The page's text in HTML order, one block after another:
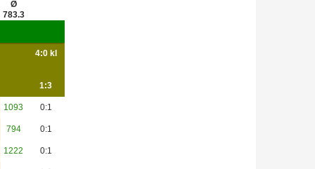
Ø
783.3
4:0 kl
1:3
1093 0:1
794 0:1
1222 0:1